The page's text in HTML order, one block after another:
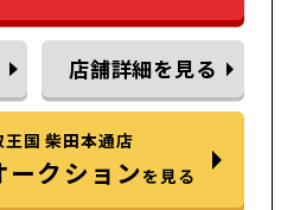
店舗詳細を見る
国 柴田本通店
クションを見る